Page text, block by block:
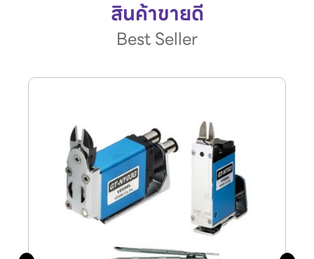
สินค้าขายดี
Best Seller